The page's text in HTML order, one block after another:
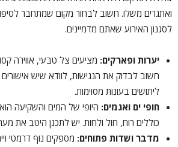
ואתגרים משלו. חשוב לבחור מקום שמתחבר
לסגנון האירוע שאתם מדמיינים.
יערות ופארקים: מציעים צל טבעי, אווירה
חשוב לבדוק את הנגישות, לוודא שיש
ליתושים בעונות מסוימות.
חופי ים ואגמים: היופי של המים והשקיעה
כוללים רוח, חול ולחות. יש לתכנן היטב את
מדבר ושדות פתוחים: מספקים נוף דרמטי